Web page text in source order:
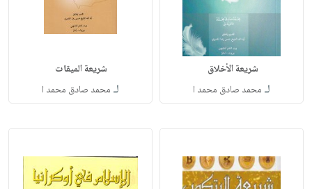
شريعة الأخلاق ‏
لـ محمد صادق محمد ا
شريعة الميقات ‏
لـ محمد صادق محمد ا